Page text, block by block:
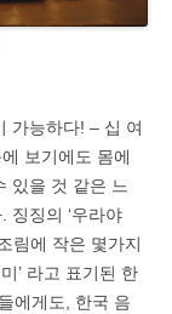
가능하다! – 십 여
보기에도 몸에
있을 것 같은 느
징징의 ‘우라야
림에 작은 몇가지
’ 라고 표기된 한
에게도, 한국 음